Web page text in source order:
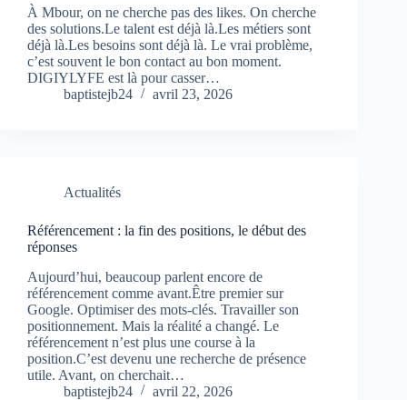
À Mbour, on ne cherche pas des likes. On cherche
des solutions.Le talent est déjà là.Les métiers sont
déjà là.Les besoins sont déjà là. Le vrai problème,
c’est souvent le bon contact au bon moment.
DIGIYLYFE est là pour casser…
baptistejb24
avril 23, 2026
Actualités
Référencement : la fin des positions, le début des
réponses
Aujourd’hui, beaucoup parlent encore de
référencement comme avant.Être premier sur
Google. Optimiser des mots-clés. Travailler son
positionnement. Mais la réalité a changé. Le
référencement n’est plus une course à la
position.C’est devenu une recherche de présence
utile. Avant, on cherchait…
baptistejb24
avril 22, 2026